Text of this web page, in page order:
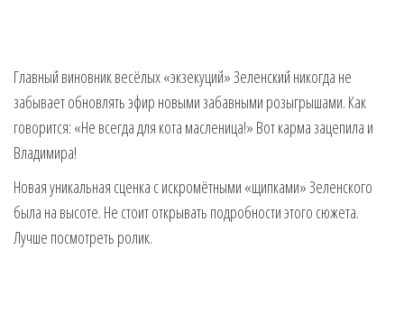
Главный виновник весёлых «экзекуций» Зеленский никогда не
забывает обновлять эфир новыми забавными розыгрышами. Как
говорится: «Не всегда для кота масленица!» Вот карма зацепила и
Владимира!
Новая уникальная сценка с искромётными «щипками» Зеленского
была на высоте. Не стоит открывать подробности этого сюжета.
Лучше посмотреть ролик.